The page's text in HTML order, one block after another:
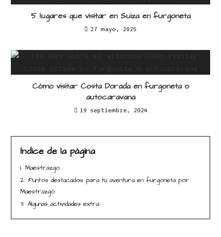
5 lugares que visitar en Suiza en furgoneta
27 mayo, 2025
Cómo visitar Costa Dorada en furgoneta o
autocaravana
19 septiembre, 2024
Índice de la página
1. Maestrazgo
2. Puntos destacados para tu aventura en furgoneta por
Maestrazgo
3. Algunas actividades extra